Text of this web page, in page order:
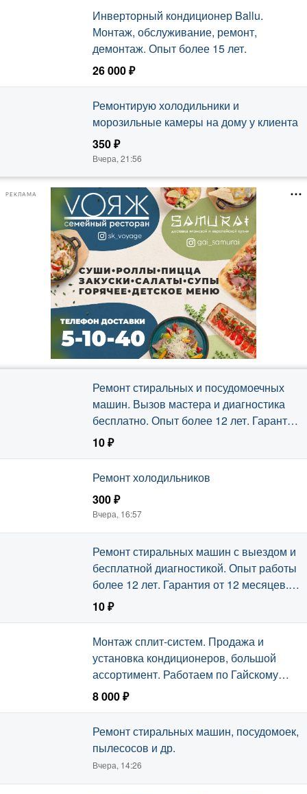
Инверторный кондиционер Ballu.
Монтаж, обслуживание, ремонт,
демонтаж. Опыт более 15 лет.
26 000 ₽
Сегодня, 08:31
Ремонтирую холодильники и
морозильные камеры на дому у клиента
350 ₽
Вчера, 21:56
РЕКЛАМА
Ремонт стиральных и посудомоечных
машин. Вызов мастера и диагностика
бесплатно. Опыт более 12 лет. Гарантия
на услуги.
10 ₽
Вчера, 17:32
Ремонт холодильников
300 ₽
Вчера, 16:57
Ремонт стиральных машин с выездом и
бесплатной диагностикой. Опыт работы
более 12 лет. Гарантия от 12 месяцев.
Подключение, установка и продажа б/у
10 ₽
Вчера, 14:35
Монтаж сплит-систем. Продажа и
установка кондиционеров, большой
ассортимент. Работаем по Гайскому
району.
8 000 ₽
Вчера, 14:31
Ремонт стиральных машин, посудомоек,
пылесосов и др.
Вчера, 14:26